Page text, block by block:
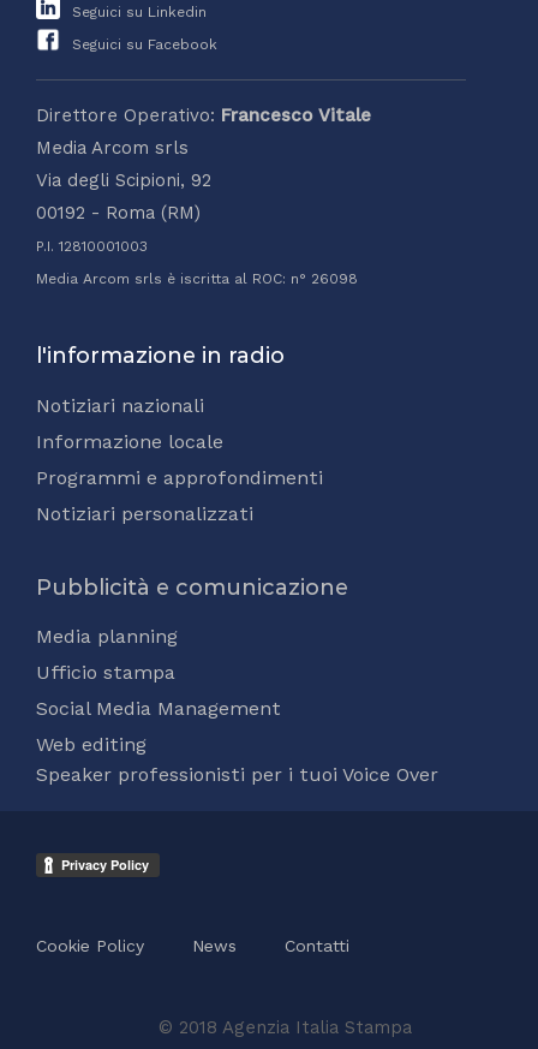
Seguici su Linkedin
Seguici su Facebook
Direttore Operativo: Francesco Vitale
Media Arcom srls
Via degli Scipioni, 92
00192 - Roma (RM)
P.I. 12810001003
Media Arcom srls è iscritta al ROC: n° 26098
l'informazione in radio
Notiziari nazionali
Informazione locale
Programmi e approfondimenti
Notiziari personalizzati
Pubblicità e comunicazione
Media planning
Ufficio stampa
Social Media Management
Web editing
Speaker professionisti per i tuoi Voice Over
Cookie Policy News Contatti
© 2018 Agenzia Italia Stampa